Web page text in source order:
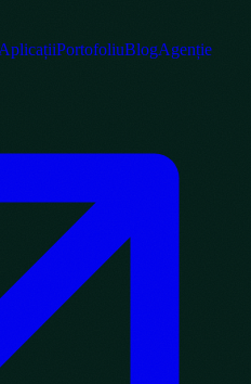
AplicațiiPortofoliuBlogAgenție